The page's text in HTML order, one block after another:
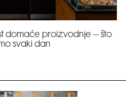
domaće proizvodnje – što
svaki dan